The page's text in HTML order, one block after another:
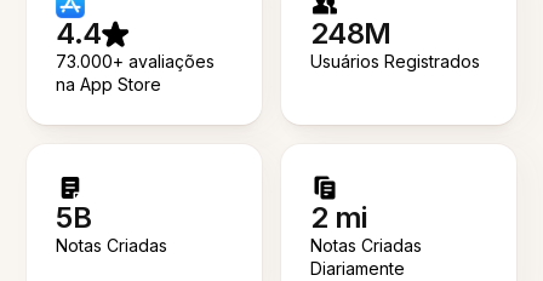
4.4
73.000+ avaliações
na App Store
248M
Usuários Registrados
5B
Notas Criadas
2 mi
Notas Criadas
Diariamente